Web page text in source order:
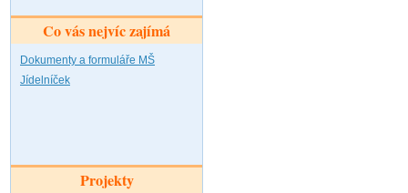
Co vás nejvíc zajímá
Dokumenty a formuláře MŠ
Jídelníček
Projekty